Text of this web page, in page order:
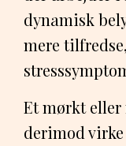
dynamisk
mere
Et mørkt
derimod